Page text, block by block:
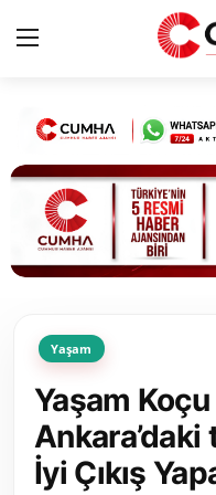
Kurumsal
Cumhurbaşkanlığı
Bakanlıklar
Siyasi Partiler
Yerel Yönetimler
Mülki İdare
Yaşam
Yaşam
Ankara’daki
İyi Çıkış